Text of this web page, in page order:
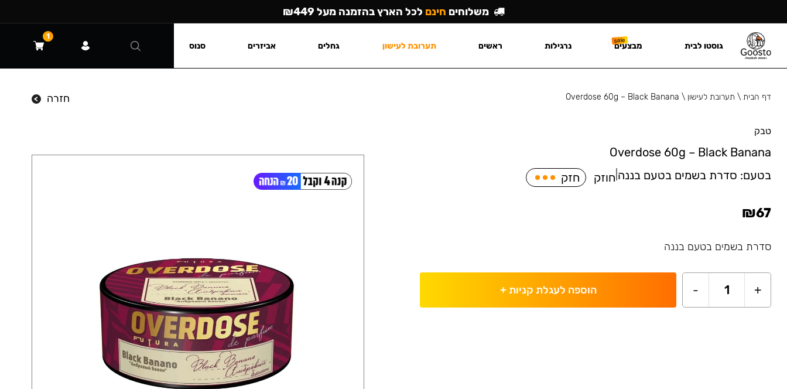
דף הבית\ תערובת לעישון \
Overdose 60g – Black Banana חזרה
טבק
Overdose 60g – Black Banana
בטעם: סדרת בשמים בטעם בננה חוזק חזק
₪67
סדרת בשמים בטעם בננה
+
1
- הוספה לעגלת קניות+
משלוחים חינם לכל הארץ בהזמנה מעל ₪449
גוסטו לבית מבצעים נרגילות ראשים תערובת לעישון גחלים אביזרים סנוס
1